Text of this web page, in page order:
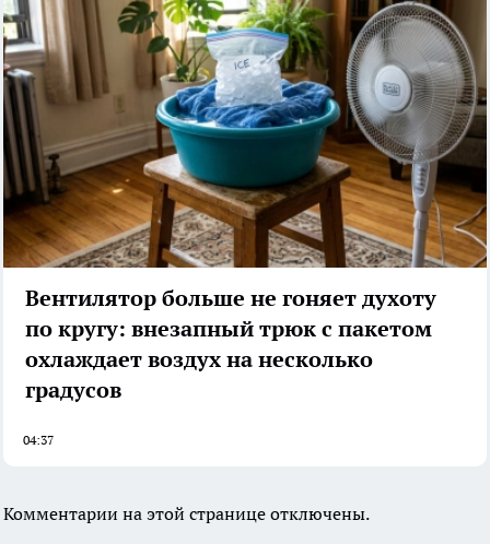
Вентилятор больше не гоняет духоту
по кругу: внезапный трюк с пакетом
охлаждает воздух на несколько
градусов
04:37
Комментарии на этой странице отключены.